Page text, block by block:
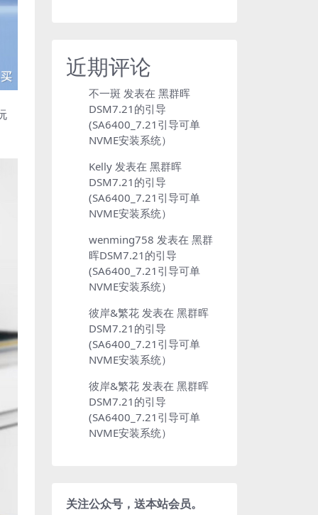
近期评论
不一斑 发表在 黑群晖
DSM7.21的引导
(SA6400_7.21引导可单
NVME安装系统）
Kelly 发表在 黑群晖
DSM7.21的引导
(SA6400_7.21引导可单
NVME安装系统）
wenming758 发表在 黑群
晖DSM7.21的引导
(SA6400_7.21引导可单
NVME安装系统）
彼岸&繁花 发表在 黑群晖
DSM7.21的引导
(SA6400_7.21引导可单
NVME安装系统）
彼岸&繁花 发表在 黑群晖
DSM7.21的引导
(SA6400_7.21引导可单
NVME安装系统）
关注公众号，送本站会员。